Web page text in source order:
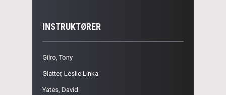
INSTRUKTØRER
Gilro, Tony
Glatter, Leslie Linka
Yates, David